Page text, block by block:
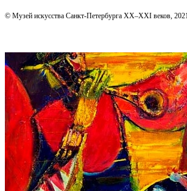
© Музей искусства Санкт-Петербурга XX–XXI веков,